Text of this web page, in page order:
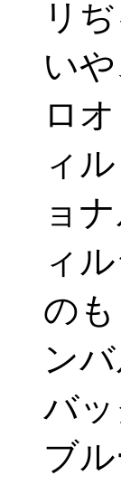
リ
い
ロ
ィ
ョ
ィ
の
ン
バ
ブ